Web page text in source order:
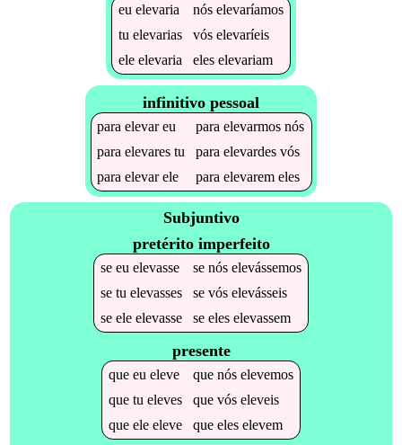
eu elevaria nós elevaríamos
tu elevarias vós elevaríeis
ele elevaria eles elevariam
infinitivo pessoal
paraelevareu paraelevarmos nós
paraelevares tu paraelevardes vós
paraelevarele paraelevarem eles
Subjuntivo
pretérito imperfeito
se eu elevasse se nós elevássemos
se tu elevasses se vós elevásseis
se ele elevasse se eles elevassem
presente
que eu eleve que nós elevemos
que tu eleves que vós eleveis
que ele eleve que eles elevem